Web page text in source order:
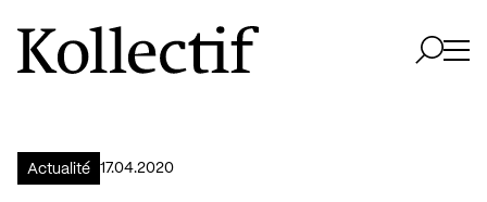
Aller à la page d'accueil
Logo Kollectif
Actualité 17.04.2020